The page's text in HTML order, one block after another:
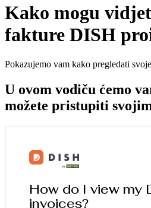
Kako mogu
fakture DISH
Pokazujemo vam kako pregledati
U ovom vodiču ćemo
možete pristupiti